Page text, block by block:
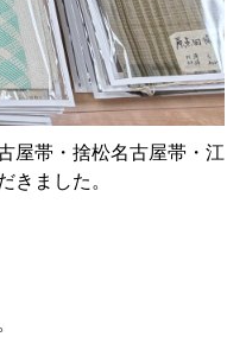
屋帯・捨松名古屋帯・江
ました。